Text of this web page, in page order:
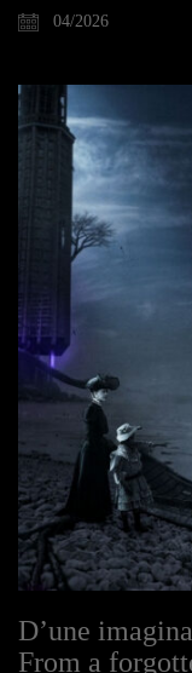
04/2026
D’une
From a